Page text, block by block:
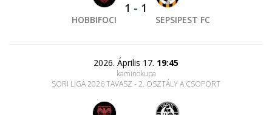
HOBBIFOCI
1 - 1
SEPSIPEST FC
2026. Április 17. 19:45
kaminokupa
SORI LIGA 2026 TAVASZ - 2. OSZTÁLY A CSOPORT